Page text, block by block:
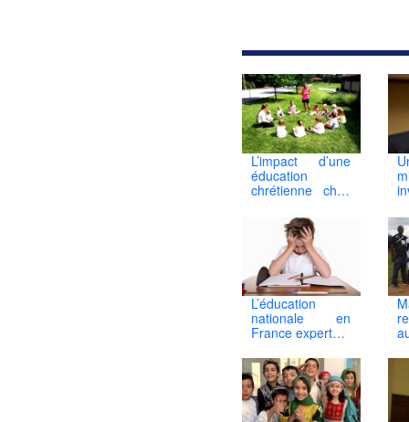
et Sa grâce. Ils
fait que l'être humain n'est
capable d'atteindre le
par lui-même, et sur l’amitié
Dieu.
L’impact d’une
éducation
chrétienne chez
L’éducation
nationale en
France experte à
enfants